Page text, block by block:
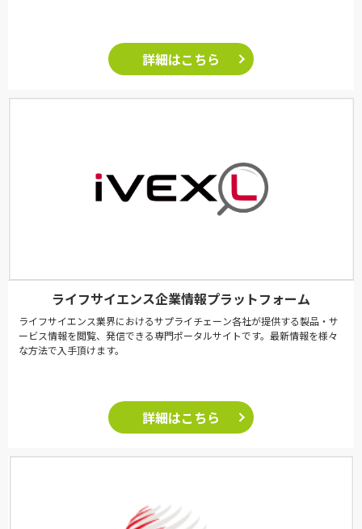
詳細はこちら
ライフサイエンス企業情報プラットフォーム
ライフサイエンス業界におけるサプライチェーン各社が提供する製品・サ
ービス情報を閲覧、発信できる専門ポータルサイトです。最新情報を様々
な方法で入手頂けます。
詳細はこちら